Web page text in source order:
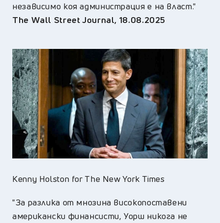
независимо коя администрация е на власт."
The Wall Street Journal, 18.08.2025
Kenny Holston for The New York Times
"За разлика от мнозина високопоставени
американски финансисти, Уорш никога не